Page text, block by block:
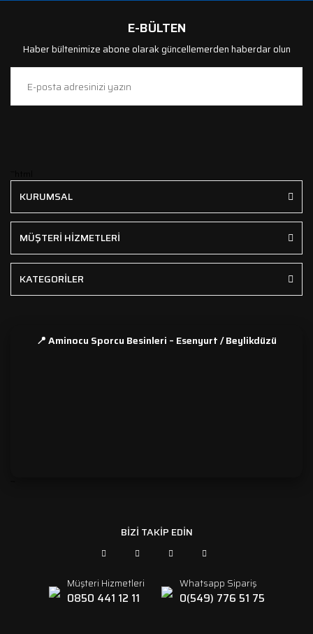
E-BÜLTEN
Haber bültenimize abone olarak güncellemerden haberdar olun
KURUMSAL
MÜŞTERİ HİZMETLERİ
KATEGORİLER
📍 Aminocu Sporcu Besinleri – Esenyurt / Beylikdüzü
BİZİ TAKİP EDİN
Müşteri Hizmetleri
0850 441 12 11
Whatsapp Sipariş
0(549) 776 51 75